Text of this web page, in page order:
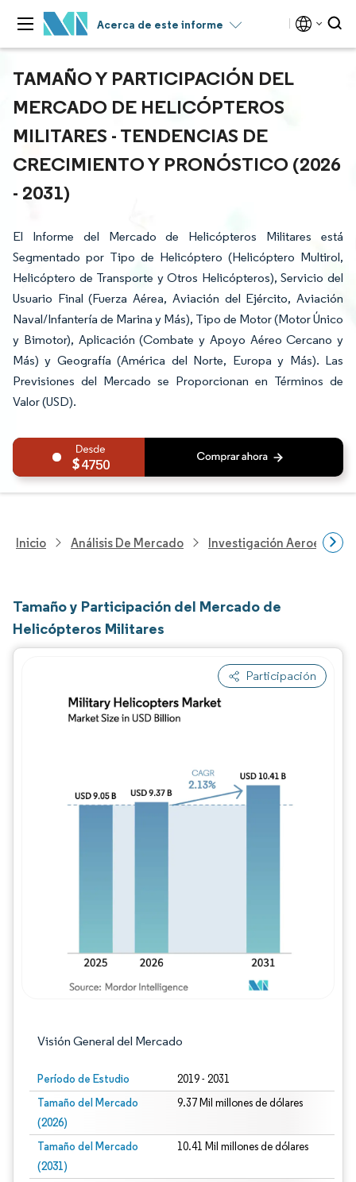
Acerca de este informe
TAMAÑO Y PARTICIPACIÓN DEL
MERCADO DE HELICÓPTEROS
MILITARES - TENDENCIAS DE
CRECIMIENTO Y PRONÓSTICO (2026
- 2031)
El Informe del Mercado de Helicópteros Militares está
Segmentado por Tipo de Helicóptero (Helicóptero Multirol,
Helicóptero de Transporte y Otros Helicópteros), Servicio del
Usuario Final (Fuerza Aérea, Aviación del Ejército, Aviación
Naval/Infantería de Marina y Más), Tipo de Motor (Motor Único
y Bimotor), Aplicación (Combate y Apoyo Aéreo Cercano y
Más) y Geografía (América del Norte, Europa y Más). Las
Previsiones del Mercado se Proporcionan en Términos de
Valor (USD).
4750
Inicio Análisis De Mercado Investigación
Tamaño y Participación del Mercado de
Helicópteros Militares
Participación
Visión General del Mercado
Período de Estudio 2019 - 2031
Tamaño del Mercado
(2026)
9.37 Mil millones de dólares
Tamaño del Mercado
(2031)
10.41 Mil millones de dólares